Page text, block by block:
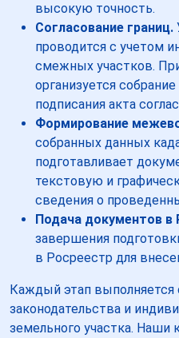
высокую точность.
Согласование границ.
проводится с учетом
смежных участков.
организуется
подписания акта
Формирование
собранных данных
подготавливает
текстовую и
сведения о
Подача документов в
завершения
в Росреестр для
Каждый этап выполняется
законодательства и
земельного участка.